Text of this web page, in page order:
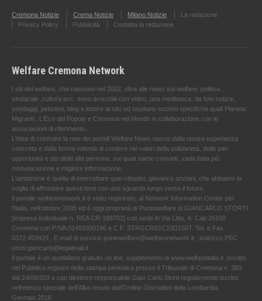
Cremona Notizie Crema Notizie Milano Notizie
La redazione
Privacy Policy
Pubblicità Contatta la redazione
Welfare Cremona Network
I siti del welfare, che nascono nel 2002, oltre alle news sul welfare, politica ,
sindacale ,cultura ecc. sono arricchiti con video, una mediateca, da foto notizie,
sondaggi, petizioni, blog e lettere al sito ed ospitano sezioni specifiche quali Pianeta
Migranti , L'Eco del Popolo e Cremona nel Mondo in collaborazione con le
associazioni di riferimento.
L'idea di costruire la rete dei portali Welfare News nasce dalla nostra esperienza
concreta e dalla ferma volontà di credere nei valori della solidarietà, delle pari
opportunità e dei diritti alla persona, sui quali siamo convinti, vada fatta più
comunicazione e migliore informazione.
L'ambizione è quella di intercettare quei cittadini, giovani o anziani, che abbiamo la
voglia di affrontare questi temi con uno sguardo lungo verso il futuro.
Il portale welfarenetwork.it è stato registrato, al Network Information Center per
l'Italia, nell’ottobre 2005 ed è oggi proprietà di Puntowelfare di GIANCARLO STORTI
[Impresa individuale n. REA CR-188702] con sede in Via Litta, 4- Cap 26100
Cremona con P.IVA 01493300196 e C.F. STRGCR51C10D150T. Tel. e Fax
0372.453429 . E-mail di servizio puntowelfare@welfarenetwork.it ; indirizzo PEC
storti.giancarlo@legalmail.it
Il portale è un quotidiano gratuito on line, supplemento di www.welfareitalia.it ,Iscritto
nel Pubblico registro della stampa periodica presso il Tribunale di Cremona n. 393
dal 24/09/203 e con direttore responsabile Gian Carlo Storti regolarmente iscritto
nell’elenco speciale dell’Albo tenuto dall’Ordine Giornalisti della Lombardia.
Gennaio 2016